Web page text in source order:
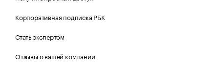
Корпоративная подписка РБК
Стать экспертом
Отзывы о вашей компании